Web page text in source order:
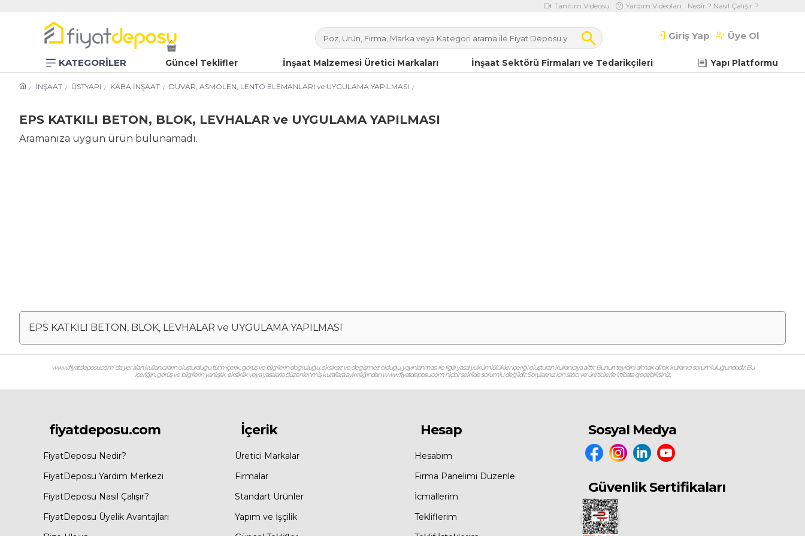
Tanıtım Videosu Yardım Videoları Nedir ? Nasıl Çalışır ?
Giriş Yap Üye Ol
KATEGORİLER Güncel Teklifler İnşaat Malzemesi Üretici Markaları İnşaat Sektörü Firmaları ve Tedarikçileri Yapı Platformu
İNŞAAT ÜSTYAPI KABA İNŞAAT DUVAR, ASMOLEN, LENTO ELEMANLARI ve UYGULAMA YAPILMASI
EPS KATKILI BETON, BLOK, LEVHALAR ve UYGULAMA YAPILMASI
Aramanıza uygun ürün bulunamadı.
EPS KATKILI BETON, BLOK, LEVHALAR ve UYGULAMA YAPILMASI
www.fiyatdeposu.com ‘da yer alan kullanıcıların oluşturduğu tüm içerik, görüş ve bilgilerin doğruluğu, eksiksiz ve değişmez olduğu, yayınlanması ile ilgili yasal yükümlülükler içeriği oluşturan kullanıcıya aittir. Bunun teyidini almak direk kullanıcı sorumluluğundadır. Bu
içeriğin, görüş ve bilgilerin yanlışlık, eksiklik veya yasalarla düzenlenmiş kurallara aykırılığından www.fiyatdeposu.com hiçbir şekilde sorumlu değildir. Sorularınız için satıcı ve üreticilerle irtibata geçebilirsiniz.
fiyatdeposu.com
FiyatDeposu Nedir?
FiyatDeposu Yardım Merkezi
FiyatDeposu Nasıl Çalışır?
FiyatDeposu Üyelik Avantajları
İçerik
Üretici Markalar
Firmalar
Standart Ürünler
Yapım ve İşçilik
Hesap
Hesabım
Firma Panelimi Düzenle
İcmallerim
Tekliflerim
Sosyal Medya
Güvenlik Sertifikaları